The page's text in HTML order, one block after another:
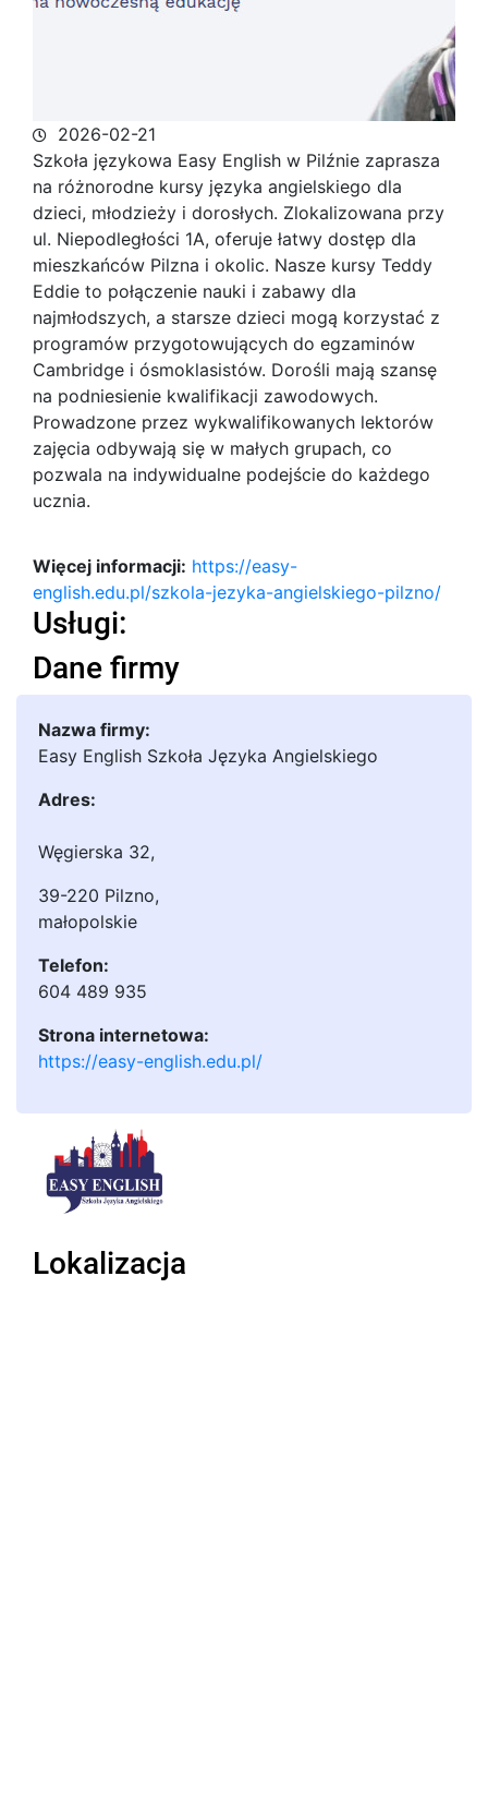
2026-02-21
Szkoła językowa Easy English w Pilźnie zaprasza
na różnorodne kursy języka angielskiego dla
dzieci, młodzieży i dorosłych. Zlokalizowana przy
ul. Niepodległości 1A, oferuje łatwy dostęp dla
mieszkańców Pilzna i okolic. Nasze kursy Teddy
Eddie to połączenie nauki i zabawy dla
najmłodszych, a starsze dzieci mogą korzystać z
programów przygotowujących do egzaminów
Cambridge i ósmoklasistów. Dorośli mają szansę
na podniesienie kwalifikacji zawodowych.
Prowadzone przez wykwalifikowanych lektorów
zajęcia odbywają się w małych grupach, co
pozwala na indywidualne podejście do każdego
ucznia.
Więcej informacji: https://easy-
english.edu.pl/szkola-jezyka-angielskiego-pilzno/
Usługi:
Dane firmy
Nazwa firmy:
Easy English Szkoła Języka Angielskiego
Adres:
Węgierska 32,
39-220 Pilzno,
małopolskie
Telefon:
604 489 935
Strona internetowa:
https://easy-english.edu.pl/
Lokalizacja